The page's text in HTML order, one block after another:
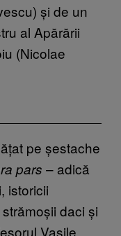
și de un
al Apărării
(Nicolae
pe șestache
pars – adică
istoricii
daci și
Vasile